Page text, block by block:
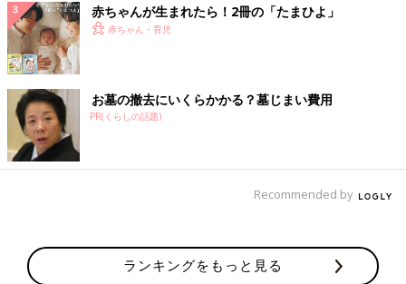
赤ちゃんが生まれたら！2冊の「たまひよ」
赤ちゃん・育児
お墓の撤去にいくらかかる？墓じまい費用
PR(くらしの話題)
Recommended by
ランキングをもっと見る